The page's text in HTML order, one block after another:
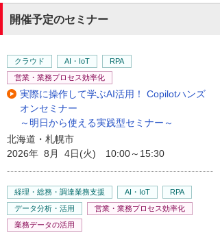
開催予定のセミナー
クラウド AI・IoT
RPA
営業・業務プロセス効率化
実際に操作して学ぶAI活用！ Copilotハンズ
オンセミナー
～明日から使える実践型セミナー～
北海道・札幌市
2026年 8月 4日(火) 10:00～15:30
経理・総務・調達業務支援 AI・IoT
RPA
データ分析・活用
営業・業務プロセス効率化
業務データの活用